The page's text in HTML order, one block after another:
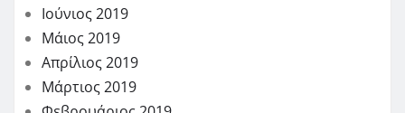
Ιούνιος 2019
Μάιος 2019
Απρίλιος 2019
Μάρτιος 2019